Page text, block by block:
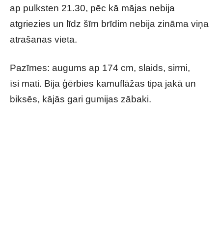
ap pulksten 21.30, pēc kā mājas nebija
atgriezies un līdz šīm brīdim nebija zināma viņa
atrašanas vieta.
Pazīmes: augums ap 174 cm, slaids, sirmi,
īsi mati. Bija ģērbies kamuflāžas tipa jakā un
biksēs, kājās gari gumijas zābaki.